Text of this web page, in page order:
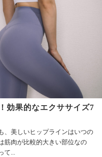
効果的なエクササイズ7
、美しいヒップラインはいつの
筋肉が比較的大きい部位なの
て...